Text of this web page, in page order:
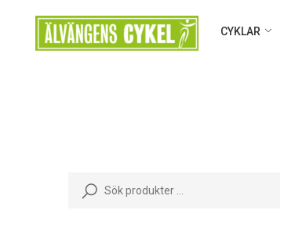
CYKLAR